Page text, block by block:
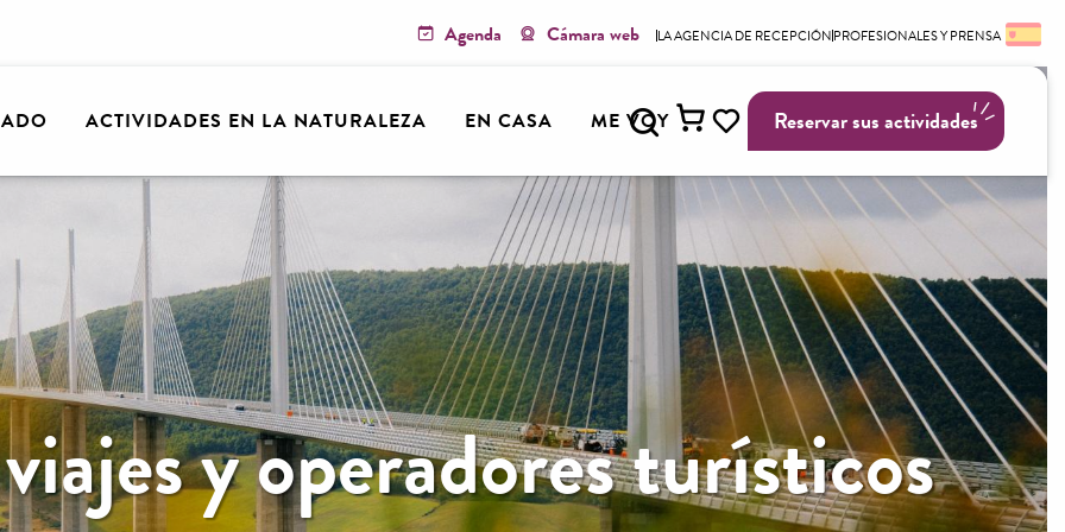
Reservar sus actividades
Voir les favoris
Buscar
Agenda Cámara web LA AGENCIA DE RECEPCIÓNPROFESIONALES Y PRENSA
ACTIVIDADES EN LA NATURALEZA EN CASA ME VOY
y operadores turísticos